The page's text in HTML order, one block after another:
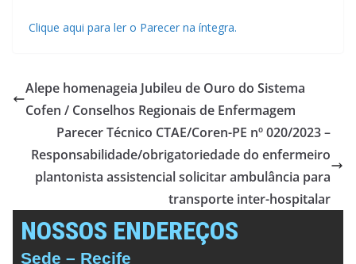
Clique aqui para ler o Parecer na íntegra.
Alepe homenageia Jubileu de Ouro do Sistema
Cofen / Conselhos Regionais de Enfermagem
Parecer Técnico CTAE/Coren-PE nº 020/2023 –
Responsabilidade/obrigatoriedade do enfermeiro
plantonista assistencial solicitar ambulância para
transporte inter-hospitalar
NOSSOS ENDEREÇOS
Sede – Recife